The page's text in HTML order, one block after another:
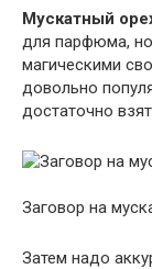
Мускатный
для парфюма,
магическими
довольно
достаточно
Заговор на
Затем надо